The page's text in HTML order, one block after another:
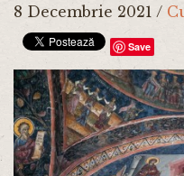
8 Decembrie 2021 /
Save